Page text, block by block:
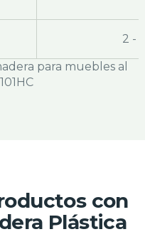
2 -
con
Plástica